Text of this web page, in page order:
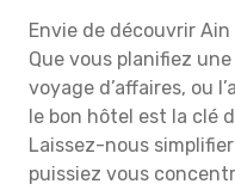
Envie de découvrir Ain
Que vous planifiez
voyage d’affaires, ou
le bon hôtel est la clé
Laissez-nous
puissiez vous